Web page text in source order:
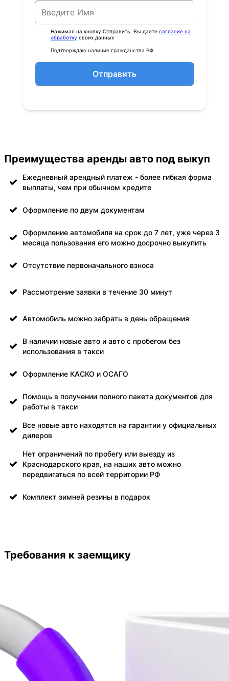
Нажимая на кнопку Отправить, Вы даете согласие на
обработку своих данных
Подтверждаю наличие гражданства РФ
Отправить
Преимущества аренды авто под выкуп
Ежедневный арендный платеж - более гибкая форма
выплаты, чем при обычном кредите
Оформление по двум документам
Оформление автомобиля на срок до 7 лет, уже через 3
месяца пользования его можно досрочно выкупить
Отсутствие первоначального взноса
Рассмотрение заявки в течение 30 минут
Автомобиль можно забрать в день обращения
В наличии новые авто и авто с пробегом без
использования в такси
Оформление КАСКО и ОСАГО
Помощь в получении полного пакета документов для
работы в такси
Все новые авто находятся на гарантии у официальных
дилеров
Нет ограничений по пробегу или выезду из
Краснодарского края, на наших авто можно
передвигаться по всей территории РФ
Комплект зимней резины в подарок
Требования к заемщику